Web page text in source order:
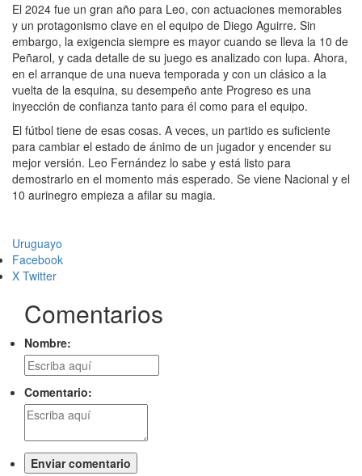
El 2024 fue un gran año para Leo, con actuaciones memorables
y un protagonismo clave en el equipo de Diego Aguirre. Sin
embargo, la exigencia siempre es mayor cuando se lleva la 10 de
Peñarol, y cada detalle de su juego es analizado con lupa. Ahora,
en el arranque de una nueva temporada y con un clásico a la
vuelta de la esquina, su desempeño ante Progreso es una
inyección de confianza tanto para él como para el equipo.
El fútbol tiene de esas cosas. A veces, un partido es suficiente
para cambiar el estado de ánimo de un jugador y encender su
mejor versión. Leo Fernández lo sabe y está listo para
demostrarlo en el momento más esperado. Se viene Nacional y el
10 aurinegro empieza a afilar su magia.
Uruguayo
Facebook
X Twitter
Comentarios
Nombre:
Comentario: